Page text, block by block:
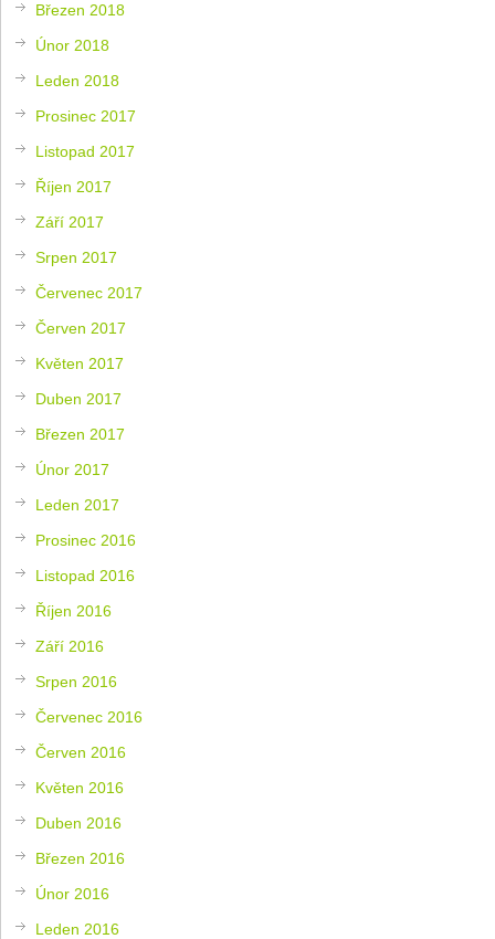
Březen 2018
Únor 2018
Leden 2018
Prosinec 2017
Listopad 2017
Říjen 2017
Září 2017
Srpen 2017
Červenec 2017
Červen 2017
Květen 2017
Duben 2017
Březen 2017
Únor 2017
Leden 2017
Prosinec 2016
Listopad 2016
Říjen 2016
Září 2016
Srpen 2016
Červenec 2016
Červen 2016
Květen 2016
Duben 2016
Březen 2016
Únor 2016
Leden 2016